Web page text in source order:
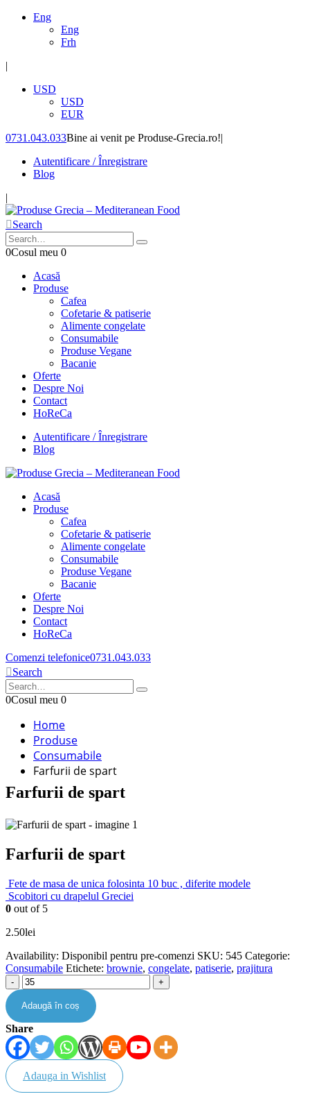
Eng
Eng
Frh
|
USD
USD
EUR
0731.043.033Bine ai venit pe Produse-Grecia.ro!|
Autentificare / Înregistrare
Blog
|
Search
0Cosul meu 0
Acasă
Produse
Cafea
Cofetarie & patiserie
Alimente congelate
Consumabile
Produse Vegane
Bacanie
Oferte
Despre Noi
Contact
HoReCa
Autentificare / Înregistrare
Blog
Acasă
Produse
Cafea
Cofetarie & patiserie
Alimente congelate
Consumabile
Produse Vegane
Bacanie
Oferte
Despre Noi
Contact
HoReCa
Comenzi telefonice0731.043.033
Search
0Cosul meu 0
Home
Produse
Consumabile
Farfurii de spart
Farfurii de spart
Farfurii de spart
Fete de masa de unica folosinta 10 buc , diferite modele
Scobitori cu drapelul Greciei
0 out of 5
2.50lei
Availability: Disponibil pentru pre-comenzi SKU: 545 Categorie:
Consumabile Etichete: brownie, congelate, patiserie, prajitura
- +
Adaugă în coș
Share
Adauga in Wishlist